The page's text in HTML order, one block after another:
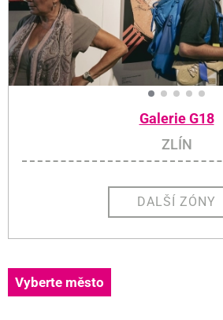
Galerie G18
ZLÍN
DALŠÍ ZÓNY
Vyberte město